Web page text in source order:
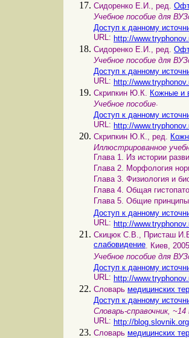
Сидоренко Е.И., ред.
Учебное пособие для
Доступ к данному
URL: http://
Сидоренко Е.И., ред.
Учебное пособие для
Доступ к данному
URL: http://
Скрипкин Ю.К. Кожные и
Учебное пособие.
Доступ к данному
URL: http://
Скрипкин Ю.К., ред.
Иллюстрированное
Глава 1. Из истории
Глава 2. Морфология
Глава 3. Физиология и
Глава 4. Общая
Глава 5. Общие
Доступ к данному
URL: http://
Скицюк С.В., Присташ
слабовидение. Киев,
Учебное пособие для
Доступ к данному
URL: http://
Словарь медицинских
Доступ к данному
Словарь-справочник, ~14
URL: http://
Словарь медицинских